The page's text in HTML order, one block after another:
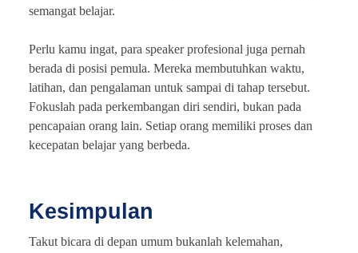
semangat belajar.
Perlu kamu ingat, para speaker profesional juga pernah
berada di posisi pemula. Mereka membutuhkan waktu,
latihan, dan pengalaman untuk sampai di tahap tersebut.
Fokuslah pada perkembangan diri sendiri, bukan pada
pencapaian orang lain. Setiap orang memiliki proses dan
kecepatan belajar yang berbeda.
Kesimpulan
Takut bicara di depan umum bukanlah kelemahan,